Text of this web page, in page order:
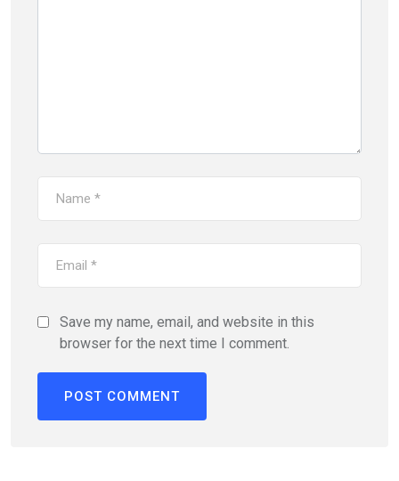
Save my name, email, and website in this
browser for the next time I comment.